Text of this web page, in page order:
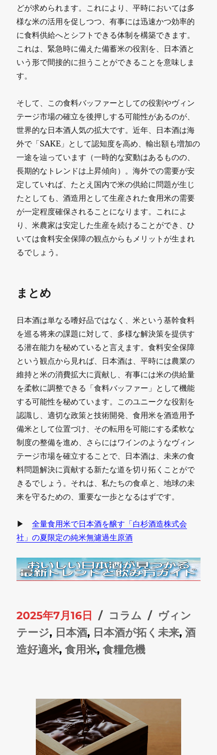
どが求められます。これにより、平時においては多
様な米の活用を促しつつ、有事には迅速かつ効率的
に食料供給へとシフトできる体制を構築できます。
これは、緊急時に備えた備蓄米の役割を、日本酒と
いう形で間接的に担うことができることを意味しま
す。
そして、この食料バッファーとしての役割やヴィン
テージ市場の確立を後押しする可能性があるのが、
世界的な日本酒人気の拡大です。近年、日本酒は海
外で「SAKE」として認知度を高め、輸出額も増加の
一途を辿っています（一時的な変動はあるものの、
長期的なトレンドは上昇傾向）。海外での需要が安
定していれば、たとえ国内で米の供給に問題が生じ
たとしても、酒造用として生産された食用米の需要
が一定程度確保されることになります。これによ
り、米農家は安定した生産を続けることができ、ひ
いては食料安全保障の観点からもメリットが生まれ
るでしょう。
まとめ
日本酒は単なる嗜好品ではなく、米という基幹食料
を巡る将来の課題に対して、多様な解決策を提供す
る潜在能力を秘めていると言えます。食料安全保障
という観点から見れば、日本酒は、平時には農業の
維持と米の消費拡大に貢献し、有事には米の供給量
を柔軟に調整できる「食料バッファー」として機能
する可能性を秘めています。このユニークな役割を
認識し、適切な政策と技術開発、食用米を酒造用予
備米として位置づけ、その転用を可能にする柔軟な
制度の整備を進め、さらにはワインのようなヴィン
テージ市場を確立することで、日本酒は、未来の食
料問題解決に貢献する新たな道を切り拓くことがで
きるでしょう。それは、私たちの食卓と、地球の未
来を守るための、重要な一歩となるはずです。
▶全量食用米で日本酒を醸す「白杉酒造株式会
社」の夏限定の純米無濾過生原酒
投
稿
日:
2025年7月16日
カ
テ
ゴ
コラム
タ
グ
ヴィン
テージ, 日本酒, 日本酒が拓く未来,酒
造好適米,食用米,食糧危機